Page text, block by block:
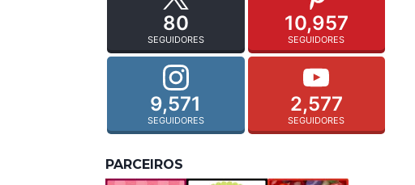
80
SEGUIDORES
10,957
SEGUIDORES
9,571
SEGUIDORES
2,577
SEGUIDORES
PARCEIROS